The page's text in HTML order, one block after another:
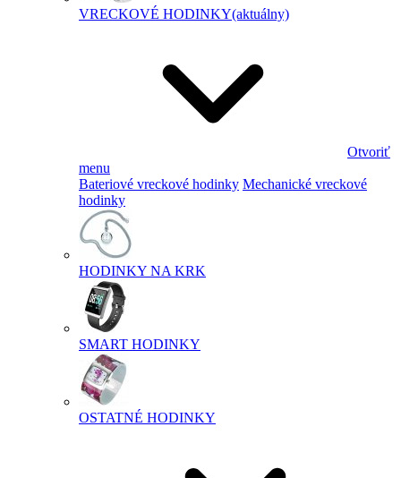
VRECKOVÉ HODINKY(aktuálny)
Otvoriť
menu
Bateriové vreckové hodinky Mechanické vreckové
hodinky
HODINKY NA KRK
SMART HODINKY
OSTATNÉ HODINKY